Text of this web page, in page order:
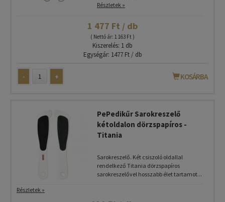
Részletek »
1 477 Ft / db
( Nettó ár: 1 163 Ft )
Kiszerelés: 1 db
Egységár: 1477 Ft / db
- + KOSÁRBA
PePedikűr Sarokreszelő
kétoldalon dörzspapíros -
Titania
Sarokreszelő. Két csiszoló oldallal
rendelkező Titania dörzspapíros
sarokreszelővel hosszabb élet tartamot...
Részletek »